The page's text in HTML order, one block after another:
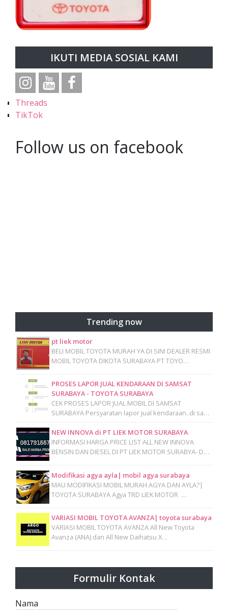
IKUTI MEDIA SOSIAL KAMI
Threads
TikTok
Follow us on facebook
Trending now
pt liek motor
BELI MOBIL TOYOTA MURAH YA DI SINI DEALER RESMI
MOBIL TOYOTA DIKOTA SURABAYA PT TOYO…
PROSES LAPOR JUAL KENDARAAN DI SAMSAT
SURABAYA - TOYOTA SURABAYA
CEK PROSES LAPOR JUAL MOBIL DI SAMSAT
SURABAYA Persyaratan lapor jual kendaraan..di sa…
NEW INNOVA di PT LIEK MOTOR SURABAYA
INFORMASI HARGA PRICE LIST ALL NEW INNOVA
BENSIN DAN DIESEL DI PT LIEK MOTOR SURABYA- D…
Modifikasi agya ayla| mobil agya surabaya
MAU MODIFIKASI MOBIL MURAH AGYA DAN AYLA?|
TOYOTA SURABAYA Agya TRD LIEK MOTOR …
VARIASI MOBIL TOYOTA AVANZA| toyota surabaya
VARIASI MOBIL TOYOTA AVANZA All New Toyota
Avanza (ANA) dan All New Daihatsu X…
Formulir Kontak
Nama